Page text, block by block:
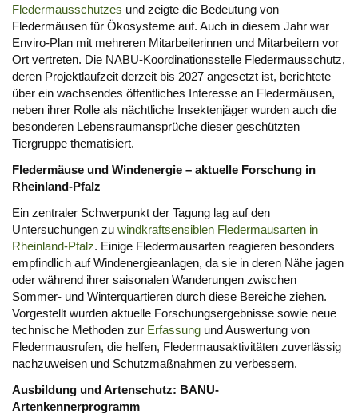
Fledermausschutzes und zeigte die Bedeutung von
Fledermäusen für Ökosysteme auf. Auch in diesem Jahr war
Enviro-Plan mit mehreren Mitarbeiterinnen und Mitarbeitern vor
Ort vertreten. Die NABU-Koordinationsstelle Fledermausschutz,
deren Projektlaufzeit derzeit bis 2027 angesetzt ist, berichtete
über ein wachsendes öffentliches Interesse an Fledermäusen,
neben ihrer Rolle als nächtliche Insektenjäger wurden auch die
besonderen Lebensraumansprüche dieser geschützten
Tiergruppe thematisiert.
Fledermäuse und Windenergie – aktuelle Forschung in
Rheinland-Pfalz
Ein zentraler Schwerpunkt der Tagung lag auf den
Untersuchungen zu windkraftsensiblen Fledermausarten in
Rheinland-Pfalz. Einige Fledermausarten reagieren besonders
empfindlich auf Windenergieanlagen, da sie in deren Nähe jagen
oder während ihrer saisonalen Wanderungen zwischen
Sommer- und Winterquartieren durch diese Bereiche ziehen.
Vorgestellt wurden aktuelle Forschungsergebnisse sowie neue
technische Methoden zur Erfassung und Auswertung von
Fledermausrufen, die helfen, Fledermausaktivitäten zuverlässig
nachzuweisen und Schutzmaßnahmen zu verbessern.
Ausbildung und Artenschutz: BANU-
Artenkennerprogramm